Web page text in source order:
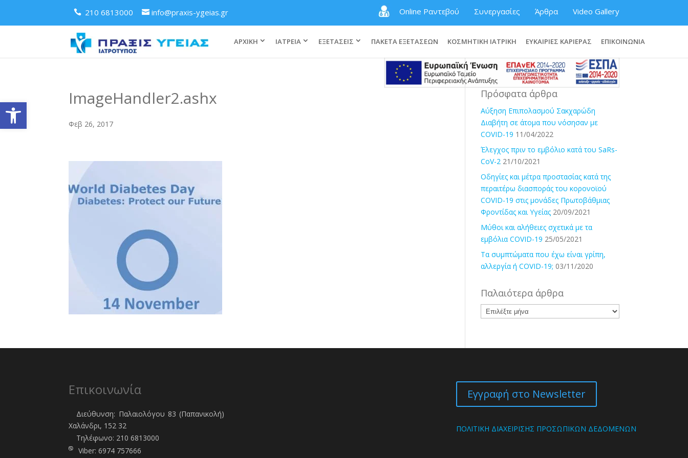
Ανοίξτε τη γραμμή εργαλείων
210 6813000 info@praxis-ygeias.gr Online Ραντεβού Συνεργασίες Άρθρα Video Gallery
ΑΡΧΙΚΗ ΙΑΤΡΕΙΑ ΕΞΕΤΑΣΕΙΣ ΠΑΚΕΤΑ ΕΞΕΤΑΣΕΩΝ ΚΟΣΜΗΤΙΚΗ ΙΑΤΡΙΚΗ ΕΥΚΑΙΡΙΕΣ ΚΑΡΙΕΡΑΣ ΕΠΙΚΟΙΝΩΝΙΑ
ImageHandler2.ashx
Φεβ 26, 2017
Πρόσφατα άρθρα
Αύξηση Επιπολασμού Σακχαρώδη
Διαβήτη σε άτομα που νόσησαν με
COVID-19 11/04/2022
Έλεγχος πριν το εμβόλιο κατά του SaRs-
CoV-2 21/10/2021
Οδηγίες και μέτρα προστασίας κατά της
περαιτέρω διασποράς του κορονοϊού
COVID-19 στις μονάδες Πρωτοβάθμιας
Φροντίδας και Υγείας 20/09/2021
Μύθοι και αλήθειες σχετικά με τα
εμβόλια COVID-19 25/05/2021
Τα συμπτώματα που έχω είναι γρίπη,
αλλεργία ή COVID-19; 03/11/2020
Παλαιότερα άρθρα
Παλαιότερα
άρθρα
Επικοινωνία
Διεύθυνση: Παλαιολόγου 83 (Παπανικολή)
Χαλάνδρι, 152 32
Τηλέφωνo: 210 6813000
Viber:6974 757666
Εγγραφή στο Newsletter
ΠΟΛΙΤΙΚΗ ΔΙΑΧΕΙΡΙΣΗΣ ΠΡΟΣΩΠΙΚΩΝ ΔΕΔΟΜΕΝΩΝ